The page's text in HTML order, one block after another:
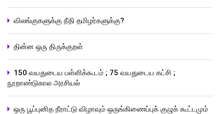
விலங்குகளுக்கு நீதி தமிழர்களுக்கு?
தின்ன ஒரு திருக்குறள்
150 வயதுடைய பள்ளிக்கூடம் ; 75 வயதுடைய கட்சி ;
நூறாண்டுகால அரசியல்
ஒரு பூப்புனித நீராட்டு விழாவும் ஒருங்கிணைப்புக் குழுக் கூட்டமும்